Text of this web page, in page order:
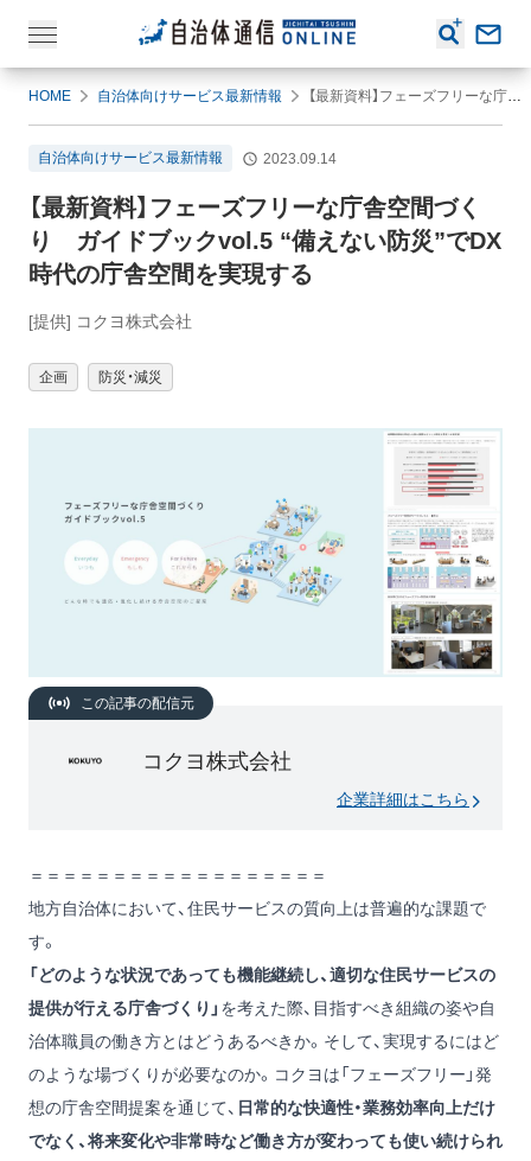
HOME 自治体向けサービス最新情報 【最新資料】フェーズフリーな庁舎空間づくり ガイドブックvol.5 “備えない防災”でDX時代の庁舎空間を実現する
自治体向けサービス最新情報 2023.09.14
【最新資料】フェーズフリーな庁舎空間づく
り ガイドブックvol.5 “備えない防災”でDX
時代の庁舎空間を実現する
[提供] コクヨ株式会社
企画 防災・減災
この記事の配信元
コクヨ株式会社
企業詳細はこちら
＝＝＝＝＝＝＝＝＝＝＝＝＝＝＝＝＝＝
地方自治体において、住民サービスの質向上は普遍的な課題で
す。
「どのような状況であっても機能継続し、適切な住民サービスの
提供が行える庁舎づくり」 を考えた際、目指すべき組織の姿や自
治体職員の働き方とはどうあるべきか。そして、実現するにはど
のような場づくりが必要なのか。コクヨは「フェーズフリー」発
想の庁舎空間提案を通じて、 日常的な快適性・業務効率向上だけ
でなく、将来変化や非常時など働き方が変わっても使い続けられ